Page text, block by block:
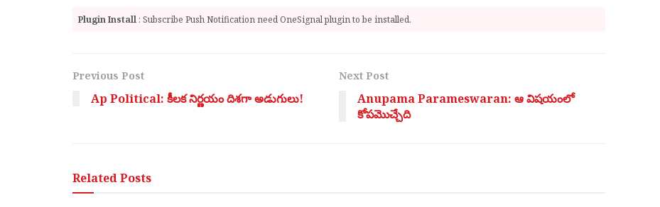
Plugin Install : Subscribe Push Notification need OneSignal plugin to be installed.
Previous Post
Ap Political: కీలక నిర్ణయం దిశగా అడుగులు!
Next Post
Anupama Parameswaran: ఆ విష‌యంలో
కోపమొచ్చేది
RelatedPosts